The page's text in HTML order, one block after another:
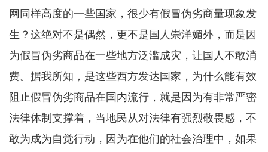
网同样高度的一些国家，很少有假冒伪劣商量现象发
生？这绝对不是偶然，更不是国人崇洋媚外，而是因
为假冒伪劣商品在一些地方泛滥成灾，让国人不敢消
费。据我所知，是这些西方发达国家，为什么能有效
阻止假冒伪劣商品在国内流行，就是因为有非常严密
法律体制支撑着，当地民从对法律有强烈敬畏感，不
敢为成为自觉行动，因为在他们的社会治理中，如果